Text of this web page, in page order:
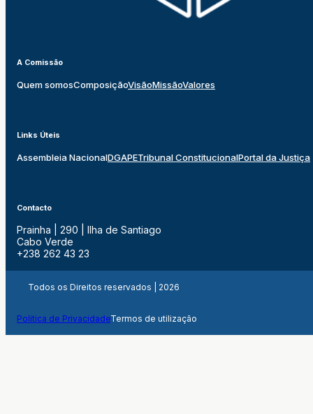
A Comissão
Quem somosComposiçãoVisãoMissãoValores
Links Úteis
Assembleia NacionalDGAPETribunal ConstitucionalPortal da Justiça
Contacto
Prainha | 290 | Ilha de Santiago
Cabo Verde
+238 262 43 23
Todos os Direitos reservados | 2026
Politica de PrivacidadeTermos de utilização